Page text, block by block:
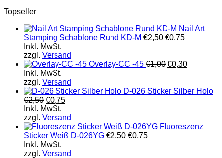
Topseller
Nail Art
Stamping Schablone Rund KD-M €2,50 €0,75
Inkl. MwSt.
zzgl. Versand
Overlay-CC -45 €1,00 €0,30
Inkl. MwSt.
zzgl. Versand
D-026 Sticker Silber Holo
€2,50 €0,75
Inkl. MwSt.
zzgl. Versand
Fluoreszenz
Sticker Weiß D-026YG €2,50 €0,75
Inkl. MwSt.
zzgl. Versand